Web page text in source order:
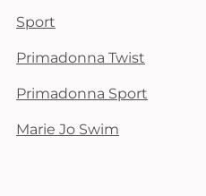
Sport
Primadonna Twist
Primadonna Sport
Marie Jo Swim